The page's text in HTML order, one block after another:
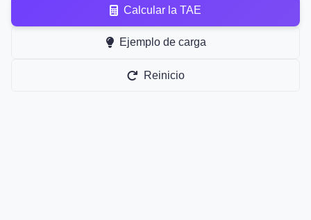
Calcular la TAE
Ejemplo de carga
Reinicio